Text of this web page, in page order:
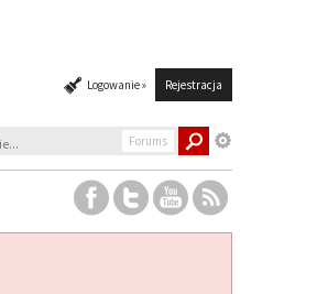
Logowanie » Rejestracja
Forums